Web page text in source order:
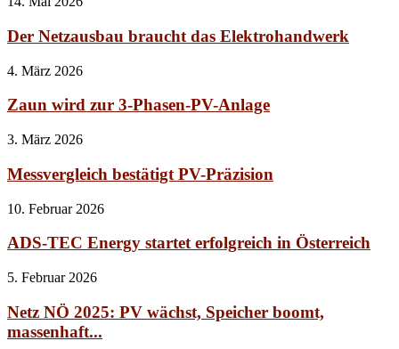
Der Netzausbau braucht das Elektrohandwerk
4. März 2026
Zaun wird zur 3-Phasen-PV-Anlage
3. März 2026
Messvergleich bestätigt PV-Präzision
10. Februar 2026
ADS-TEC Energy startet erfolgreich in Österreich
5. Februar 2026
Netz NÖ 2025: PV wächst, Speicher boomt,
massenhaft...